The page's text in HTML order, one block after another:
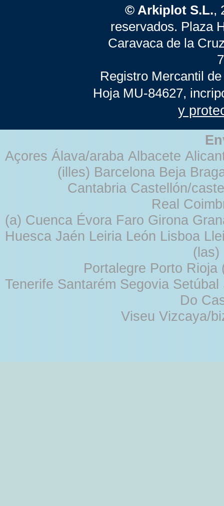
© Arkiplot S.L.,
reservados. Plaza
Caravaca de la
Registro Mercantil
Hoja MU-84627,
y
Açores Álava/araba Albacete
(illes) Barcelona Beja
Cantabria Castellón/
Real
(a) Cuenca Évora Faro Girona
Huesca Jaén Leiria León Lisboa
Portalegre Porto
Tenerife Santarém Segovia
Do
Viseu Vizcaya/